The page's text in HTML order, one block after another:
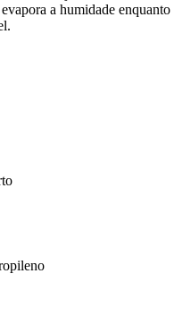
a humidade enquanto